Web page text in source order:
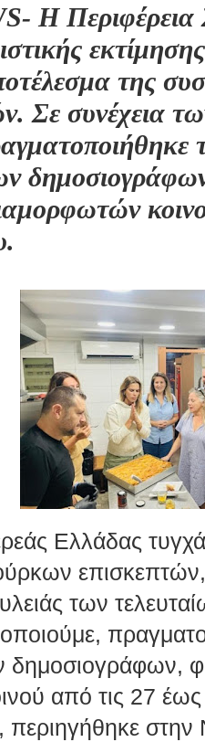
Η Περιφέρεια
της
Σε συνέχεια
Ελλάδας
των
δημοσιογράφων,
από τις 27 έως
στην